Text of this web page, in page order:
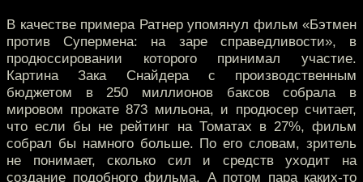
В качестве примера Ратнер упомянул фильм «Бэтмен
против Супермена: на заре справедливости», в
продюссировании которого принимал участие.
Картина Зака Снайдера с производственным
бюджетом в 250 миллионов баксов собрала в
мировом прокате 873 мильона, и продюсер считает,
что если бы не рейтинг на Томатах в 27%, фильм
собрал бы намного больше. По его словам, зритель
не понимает, сколько сил и средств уходит на
создание подобного фильма. А потом пара каких-то